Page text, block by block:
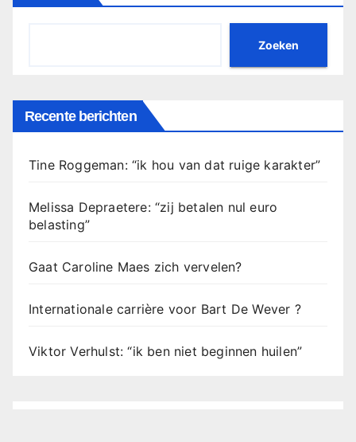
Zoeken
Recente berichten
Tine Roggeman: “ik hou van dat ruige karakter”
Melissa Depraetere: “zij betalen nul euro
belasting”
Gaat Caroline Maes zich vervelen?
Internationale carrière voor Bart De Wever ?
Viktor Verhulst: “ik ben niet beginnen huilen”